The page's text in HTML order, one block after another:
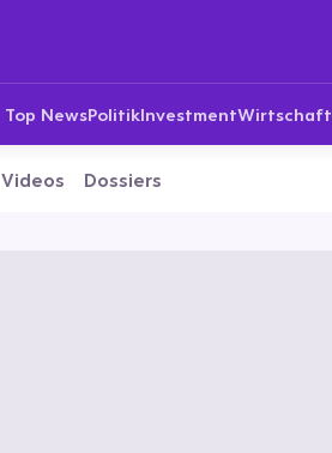
Top NewsPolitikInvestmentWirtschaft
Videos Dossiers